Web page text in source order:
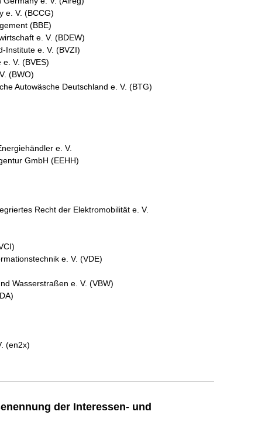
e. V. (BCCG)
(BBE)
e. V. (BDEW)
Institute e. V. (BVZI)
V. (BVES)
(BWO)
Autowäsche Deutschland e. V. (BTG)
e. V.
GmbH (EEHH)
Recht der Elektromobilität e. V.
e. V. (VDE)
Wasserstraßen e. V. (VBW)
(en2x)
der Interessen- und